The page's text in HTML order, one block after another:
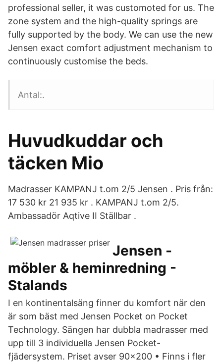
professional seller, it was customoted for us. The
zone system and the high-quality springs are
fully supported by the body. We can use the new
Jensen exact comfort adjustment mechanism to
continuously customise the beds.
Antal:.
Huvudkuddar och
täcken Mio
Madrasser KAMPANJ t.om 2/5 Jensen . Pris från:
17 530 kr 21 935 kr . KAMPANJ t.om 2/5.
Ambassadör Aqtive II Ställbar .
Jensen -
möbler & heminredning -
Stalands
I en kontinentalsäng finner du komfort när den
är som bäst med Jensen Pocket on Pocket
Technology. Sängen har dubbla madrasser med
upp till 3 individuella Jensen Pocket-
fjädersystem. Priset avser 90x200 • Finns i fler